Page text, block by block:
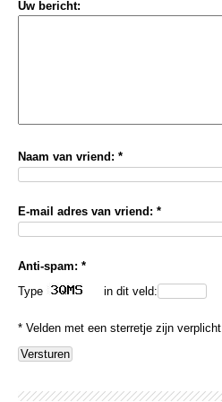
Uw bericht:
Naam van vriend: *
E-mail adres van vriend: *
Anti-spam: *
Type
in dit veld:
* Velden met een sterretje zijn verplicht